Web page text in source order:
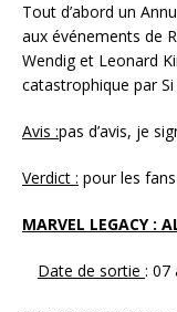
Tout d’abord un
aux événements de
Wendig et Leonard
catastrophique par
Avis :pas d’avis, je
Verdict : pour les
MARVEL LEGACY :
Date de sortie : 07